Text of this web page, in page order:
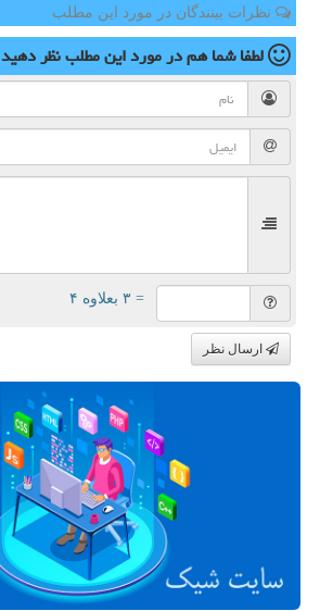
نظرات بینندگان در مورد این مطلب
لطفا شما همدر مورد این مطلبنظر دهید
= ۳ بعلاوه ۴
ارسال نظر